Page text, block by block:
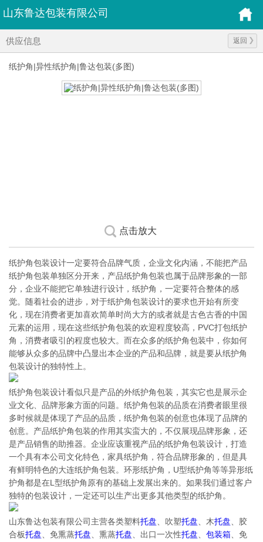
山东鲁达包装有限公司
供应信息 返回
纸护角|异性纸护角|鲁达包装(多图)
点击放大
纸护角包装设计一定要符合品牌气质，企业文化内涵，不能把产品
纸护角包装单独区分开来，产品纸护角包装也属于品牌形象的一部
分，企业不能把它单独进行设计，纸护角，一定要符合整体的感
觉。随着社会的进步，对于纸护角包装设计的要求也开始有所变
化，现在消费者更加喜欢简单时尚大方的或者就是古色古香的中国
元素的运用，现在这些纸护角包装的欢迎程度较高，PVC打包纸护
角，消费者吸引的程度也较大。而在众多的纸护角包装中，你如何
能够从众多的品牌中凸显出本企业的产品和品牌，就是要从纸护角
包装设计的独特性上。
纸护角包装设计看似只是产品的外纸护角包装，其实它也是展示企
业文化、品牌形象方面的问题。纸护角包装的品质在消费者眼里很
多时候就是体现了产品的品质，纸护角包装的创意也体现了品牌的
创意。产品纸护角包装的作用其实蛮大的，不仅展现品牌形象，还
是产品销售的助推器。企业应该重视产品的纸护角包装设计，打造
一个具有本公司文化特色，家具纸护角，符合品牌形象的，但是具
有鲜明特色的大连纸护角包装。环形纸护角，U型纸护角等等异形纸
护角都是在L型纸护角原有的基础上发展出来的。如果我们通过客户
独特的包装设计，一定还可以生产出更多其他类型的纸护角。
山东鲁达包装有限公司主营各类塑料托盘 、吹塑托盘 、木托盘 、胶
合板托盘 、免熏蒸托盘 、熏蒸托盘 、出口一次性托盘 包装箱 、免